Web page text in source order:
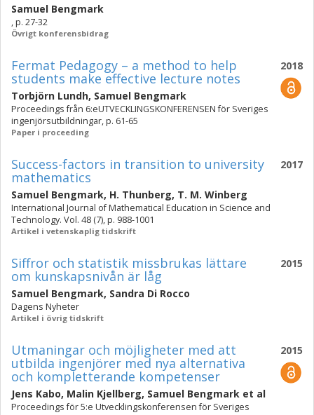
Samuel Bengmark
, p. 27-32
Övrigt konferensbidrag
2018
Fermat Pedagogy – a method to help
students make effective lecture notes
Torbjörn Lundh, Samuel Bengmark
Proceedings från 6:eUTVECKLINGSKONFERENSEN för Sveriges
ingenjörsutbildningar, p. 61-65
Paper i proceeding
2017
Success-factors in transition to university
mathematics
Samuel Bengmark, H. Thunberg, T. M. Winberg
International Journal of Mathematical Education in Science and
Technology. Vol. 48 (7), p. 988-1001
Artikel i vetenskaplig tidskrift
2015
Siffror och statistik missbrukas lättare
om kunskapsnivån är låg
Samuel Bengmark, Sandra Di Rocco
Dagens Nyheter
Artikel i övrig tidskrift
2015
Utmaningar och möjligheter med att
utbilda ingenjörer med nya alternativa
och kompletterande kompetenser
Jens Kabo, Malin Kjellberg, Samuel Bengmark et al
Proceedings för 5:e Utvecklingskonferensen för Sveriges